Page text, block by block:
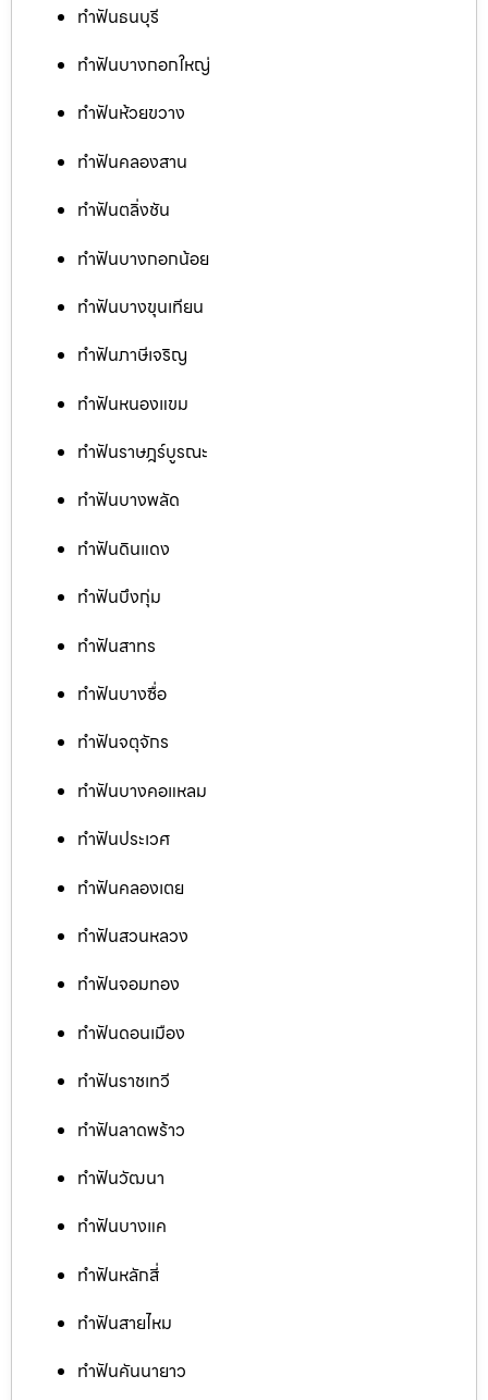
ทำฟันธนบุรี
ทำฟันบางกอกใหญ่
ทำฟันห้วยขวาง
ทำฟันคลองสาน
ทำฟันตลิ่งชัน
ทำฟันบางกอกน้อย
ทำฟันบางขุนเทียน
ทำฟันภาษีเจริญ
ทำฟันหนองแขม
ทำฟันราษฎร์บูรณะ
ทำฟันบางพลัด
ทำฟันดินแดง
ทำฟันบึงกุ่ม
ทำฟันสาทร
ทำฟันบางซื่อ
ทำฟันจตุจักร
ทำฟันบางคอแหลม
ทำฟันประเวศ
ทำฟันคลองเตย
ทำฟันสวนหลวง
ทำฟันจอมทอง
ทำฟันดอนเมือง
ทำฟันราชเทวี
ทำฟันลาดพร้าว
ทำฟันวัฒนา
ทำฟันบางแค
ทำฟันหลักสี่
ทำฟันสายไหม
ทำฟันคันนายาว